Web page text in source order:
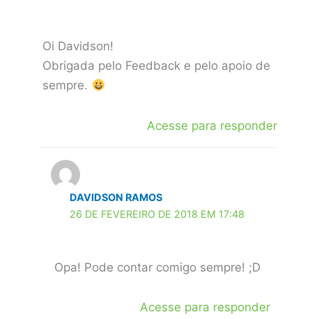
Oi Davidson!
Obrigada pelo Feedback e pelo apoio de
sempre.
Acesse para responder
DAVIDSON RAMOS
26 DE FEVEREIRO DE 2018 EM 17:48
Opa! Pode contar comigo sempre! ;D
Acesse para responder